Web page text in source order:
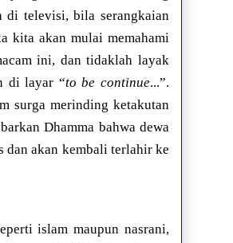
di televisi, bila serangkaian
kita akan mulai memahami
ini, dan tidaklah layak
di layar “to be continue...”.
surga merinding ketakutan
Dhamma bahwa dewa
dan akan kembali terlahir ke
islam maupun nasrani,